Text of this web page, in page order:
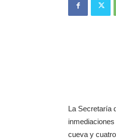
La Secretaría
cueva y